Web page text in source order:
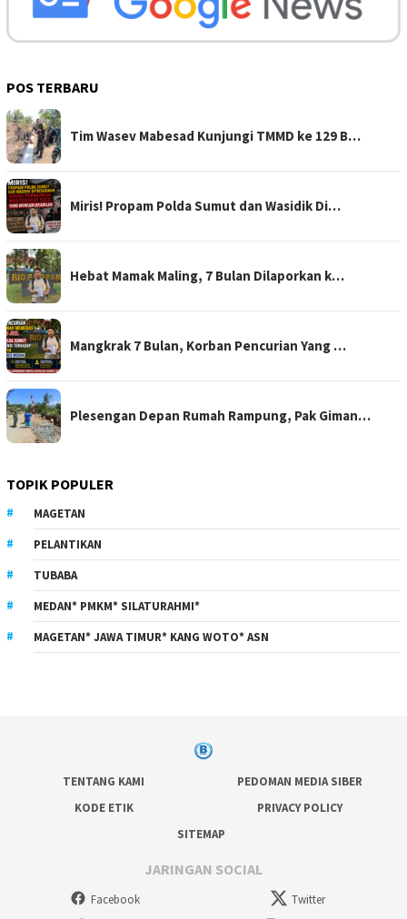
POS TERBARU
Tim Wasev Mabesad Kunjungi TMMD ke 129 B…
Miris! Propam Polda Sumut dan Wasidik Di…
Hebat Mamak Maling, 7 Bulan Dilaporkan k…
Mangkrak 7 Bulan, Korban Pencurian Yang …
Plesengan Depan Rumah Rampung, Pak Giman…
TOPIK POPULER
MAGETAN
PELANTIKAN
TUBABA
MEDAN* PMKM* SILATURAHMI*
MAGETAN* JAWA TIMUR* KANG WOTO* ASN
TENTANG KAMI
PEDOMAN MEDIA SIBER
KODE ETIK
PRIVACY POLICY
SITEMAP
JARINGAN SOCIAL
Facebook
Twitter